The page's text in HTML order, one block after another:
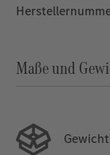
Maße und
Gewicht